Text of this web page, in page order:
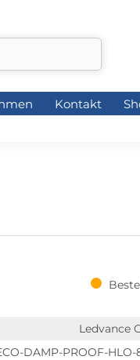
Kontakt
Ledvance
DAMP-PROOF-
Kontakt